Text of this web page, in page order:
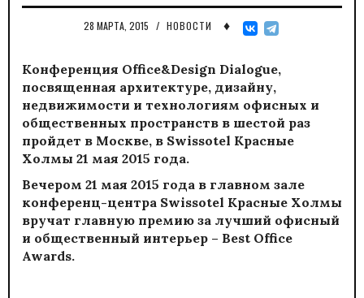
28 МАРТА, 2015 / НОВОСТИ ♦
Конференция Office&Design Dialogue,
посвященная архитектуре, дизайну,
недвижимости и технологиям офисных и
общественных пространств в шестой раз
пройдет в Москве, в Swissotel Красные
Холмы 21 мая 2015 года.
Вечером 21 мая 2015 года в главном зале
конференц-центра Swissotel Красные Холмы
вручат главную премию за лучший офисный
и общественный интерьер – Best Office
Awards.